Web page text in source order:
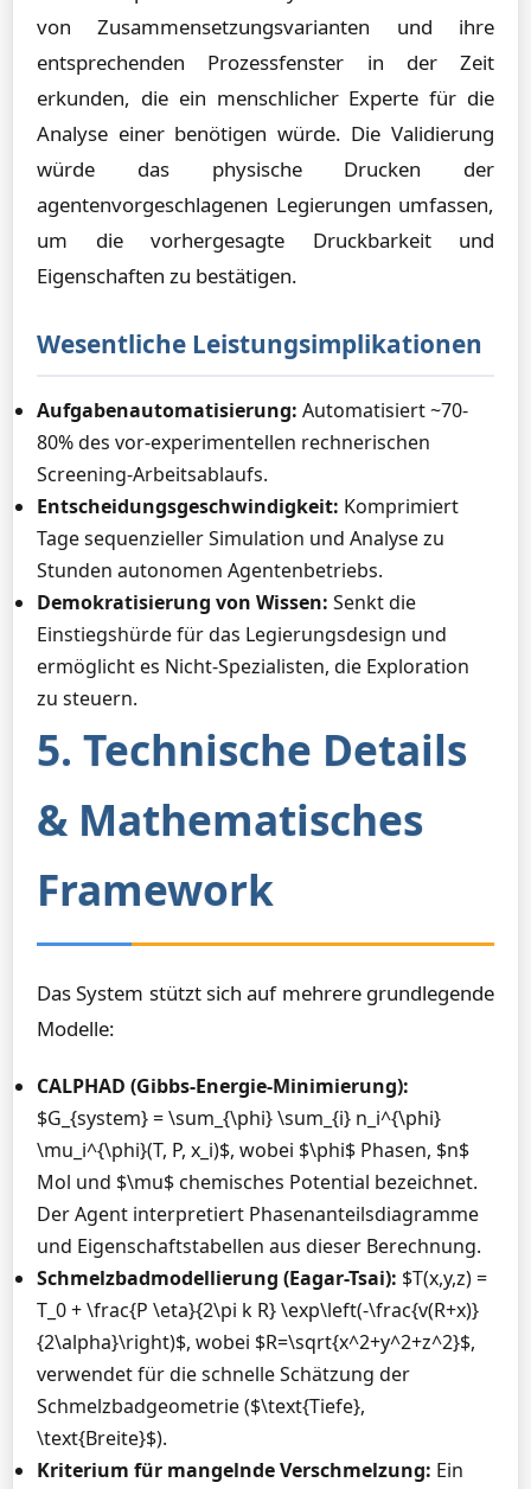
von Zusammensetzungsvarianten und ihre
entsprechenden Prozessfenster in der Zeit
erkunden, die ein menschlicher Experte für die
Analyse einer benötigen würde. Die Validierung
würde das physische Drucken der
agentenvorgeschlagenen Legierungen umfassen,
um die vorhergesagte Druckbarkeit und
Eigenschaften zu bestätigen.
Wesentliche Leistungsimplikationen
Aufgabenautomatisierung: Automatisiert ~70-
80% des vor-experimentellen rechnerischen
Screening-Arbeitsablaufs.
Entscheidungsgeschwindigkeit: Komprimiert
Tage sequenzieller Simulation und Analyse zu
Stunden autonomen Agentenbetriebs.
Demokratisierung von Wissen: Senkt die
Einstiegshürde für das Legierungsdesign und
ermöglicht es Nicht-Spezialisten, die Exploration
zu steuern.
5. Technische Details
& Mathematisches
Framework
Das System stützt sich auf mehrere grundlegende
Modelle:
CALPHAD (Gibbs-Energie-Minimierung):
$G_{system} = \sum_{\phi} \sum_{i} n_i^{\phi}
\mu_i^{\phi}(T, P, x_i)$, wobei $\phi$ Phasen, $n$
Mol und $\mu$ chemisches Potential bezeichnet.
Der Agent interpretiert Phasenanteilsdiagramme
und Eigenschaftstabellen aus dieser Berechnung.
Schmelzbadmodellierung (Eagar-Tsai): $T(x,y,z) =
T_0 + \frac{P \eta}{2\pi k R} \exp\left(-\frac{v(R+x)}
{2\alpha}\right)$, wobei $R=\sqrt{x^2+y^2+z^2}$,
verwendet für die schnelle Schätzung der
Schmelzbadgeometrie ($\text{Tiefe},
\text{Breite}$).
Kriterium für mangelnde Verschmelzung: Ein